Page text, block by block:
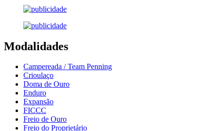
Modalidades
Campereada / Team Penning
Crioulaço
Doma de Ouro
Enduro
Expansão
FICCC
Freio de Ouro
Freio do Proprietário